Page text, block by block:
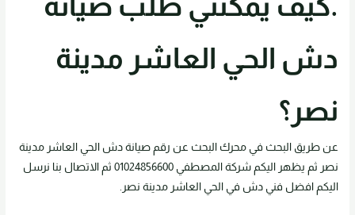
دش الحي العاشر مدينة
نصر؟
عن طريق البحث في محرك البحث عن رقم صيانة دش الحي العاشر مدينة
نصر ثم يظهر اليكم شركة المصطفي 01024856600 ثم الاتصال بنا نرسل
اليكم افضل فني دش في الحي العاشر مدينة نصر.